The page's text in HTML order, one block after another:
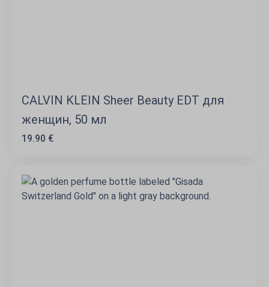
CALVIN KLEIN Sheer Beauty EDT для
женщин, 50 мл
19.90 €